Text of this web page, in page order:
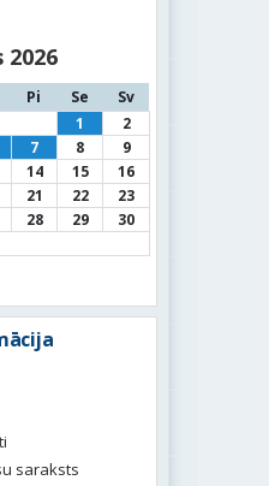
2026
Pi Se
Sv
1
2
7 8
9
14 15
16
21 22
23
28 29
30
saraksts